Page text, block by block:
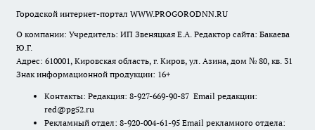
Городской интернет-портал WWW.PROGORODNN.RU
О компании: Учредитель: ИП Звеняцкая Е.А. Редактор сайта: Бакаева
Ю.Г.
Адрес: 610001, Кировская область, г. Киров, ул. Азина, дом № 80, кв. 31
Знак информационной продукции: 16+
Контакты: Редакция: 8-927-669-90-87 Email редакции:
red@pg52.ru
Рекламный отдел: 8-920-004-61-95 Email рекламного отдела: